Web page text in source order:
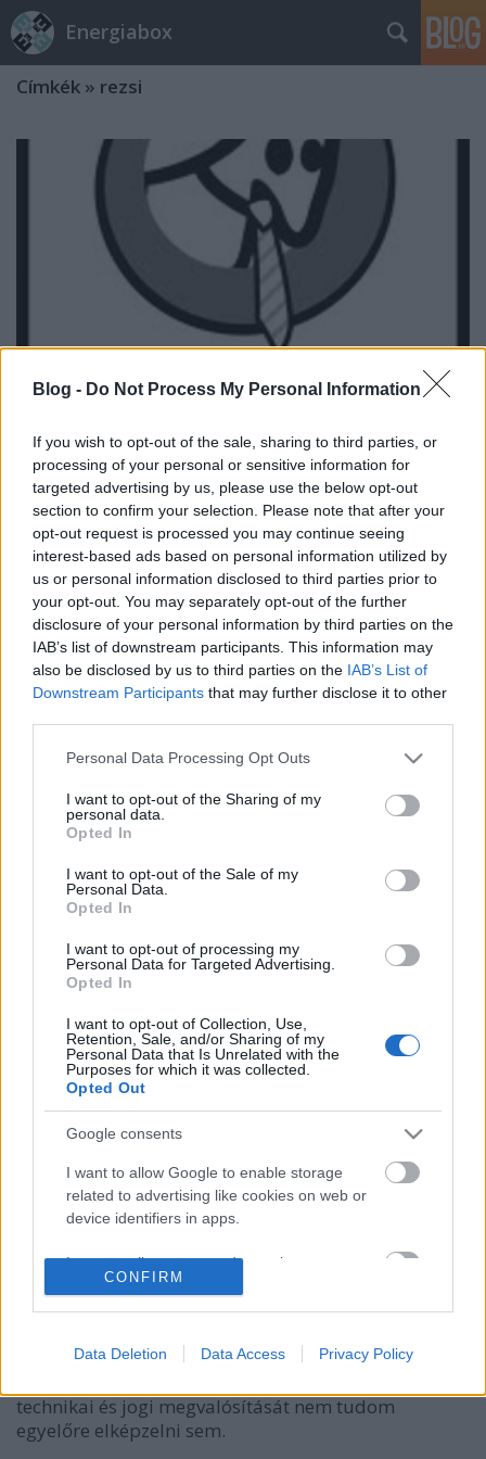
Blog - Do Not Process My Personal Information
If you wish to opt-out of the sale, sharing to third parties, or
processing of your personal or sensitive information for
targeted advertising by us, please use the below opt-out
section to confirm your selection. Please note that after your
opt-out request is processed you may continue seeing
interest-based ads based on personal information utilized by
us or personal information disclosed to third parties prior to
your opt-out. You may separately opt-out of the further
disclosure of your personal information by third parties on the
IAB’s list of downstream participants. This information may
also be disclosed by us to third parties on the IAB’s List of
Downstream Participants that may further disclose it to other
Please note that this website/app uses one or more Google
not limited to your visit or usage behaviour. You may click to
grant or deny consent to Google and its third-party tags to
use your data for below specified purposes in below Google
consent section.
Personal Data Processing Opt Outs
I want to opt-out of the Sharing of my
personal data.
Opted In
I want to opt-out of the Sale of my
Personal Data.
Opted In
I want to opt-out of processing my
Personal Data for Targeted Advertising.
Opted In
I want to opt-out of Collection, Use,
Retention, Sale, and/or Sharing of my
Personal Data that Is Unrelated with the
Purposes for which it was collected.
Opted Out
Google consents
I want to allow Google to enable storage
related to advertising like cookies on web or
device identifiers in apps.
I want to allow my user data to be sent to
Google for online advertising purposes.
personalized advertising.
I want to allow Google to enable storage
related to analytics like cookies on web or
device identifiers in apps.
CONFIRM
Data Deletion Data Access Privacy Policy
Energiabox
Címkék » rezsi
A Nemzeti Rezsiszolgáltató (a
továbbiakban: NemRezsi), mint a
piaci verseny élharcosa
Fülöp Orsolya•2014. október 01.
Szerző: Fülöp OrsolyaNéhány hetente
menetrendszerűen bemondja a kormányzat egyik-
másik képviselője, hogy döntöttek a nemzeti
közműszolgáltató létrehozásáról. Most megint egy
ilyen hullám ért el bennünket, ezt harsogja a rádió
két napja.Ily módon valóban úgy tűnhet, hogy a
Magyarország energiaszolgáltatói,
egyesüljetek!
Fülöp Orsolya• 2014. augusztus 28.
Szerző: Fülöp OrsolyaMegpróbáltam megérteni,
miről is határozott a kormány a holding alapú
kormányhatározatban. Nem sikerült teljes
technikai és jogi megvalósítását nem tudom
egyelőre elképzelni sem.